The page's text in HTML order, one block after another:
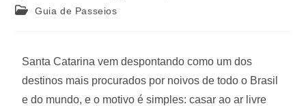
Guia de Passeios
Santa Catarina vem despontando como um dos
destinos mais procurados por noivos de todo o Brasil
e do mundo, e o motivo é simples: casar ao ar livre